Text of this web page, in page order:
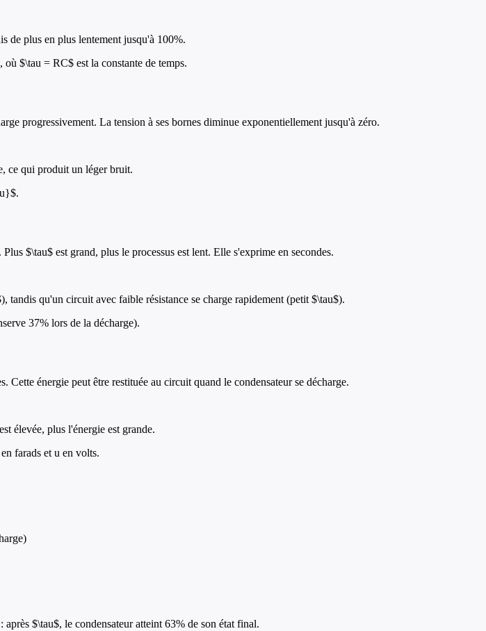
de plus en plus lentement jusqu'à 100%.
$\tau = RC$ est la constante de temps.
progressivement. La tension à ses bornes diminue exponentiellement jusqu'à zéro.
ce qui produit un léger bruit.
$\tau$ est grand, plus le processus est lent. Elle s'exprime en secondes.
tandis qu'un circuit avec faible résistance se charge rapidement (petit $\tau$).
37% lors de la décharge).
Cette énergie peut être restituée au circuit quand le condensateur se décharge.
élevée, plus l'énergie est grande.
farads et u en volts.
$\tau$, le condensateur atteint 63% de son état final.